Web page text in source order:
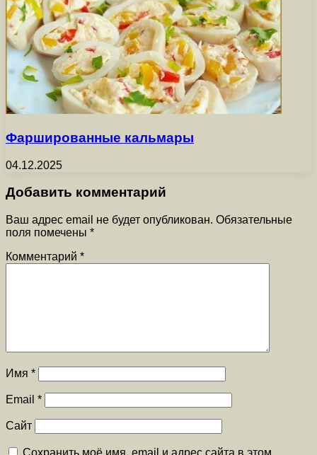
Фаршированные кальмары
04.12.2025
Добавить комментарий
Ваш адрес email не будет опубликован. Обязательные
поля помечены *
Комментарий *
Имя *
Email *
Сайт
Сохранить моё имя, email и адрес сайта в этом